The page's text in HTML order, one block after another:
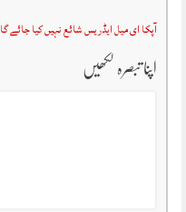
آپکا ای میل ایڈریس شائع نہیں کیا جائے گا
اپنا تبصرہ لکھیں